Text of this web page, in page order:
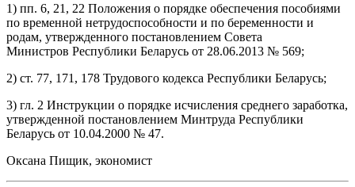
1) пп. 6, 21, 22 Положения о порядке обеспечения пособиями
по временной нетрудоспособности и по беременности и
родам, утвержденного постановлением Совета
Министров Республики Беларусь от 28.06.2013 № 569;
2) ст. 77, 171, 178 Трудового кодекса Республики Беларусь;
3) гл. 2 Инструкции о порядке исчисления среднего заработка,
утвержденной постановлением Минтруда Республики
Беларусь от 10.04.2000 № 47.
Оксана Пищик, экономист